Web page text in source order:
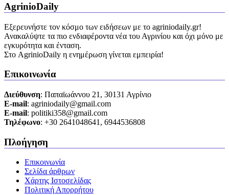
AgrinioDaily
Εξερευνήστε τον κόσμο των ειδήσεων με το agriniodaily.gr!
Ανακαλύψτε τα πιο ενδιαφέροντα νέα του Αγρινίου και όχι μόνο με
εγκυρότητα και ένταση.
Στο AgrinioDaily η ενημέρωση γίνεται εμπειρία!
Επικοινωνία
Διεύθυνση: Παπαϊωάννου 21, 30131 Αγρίνιο
Ε-mail: agriniodaily@gmail.com
Ε-mail: politiki358@gmail.com
Τηλέφωνο: +30 2641048641, 6944536808
Πλοήγηση
Επικοινωνία
Σελίδα άρθρων
Χάρτης Ιστοσελίδας
Πολιτική Απορρήτου